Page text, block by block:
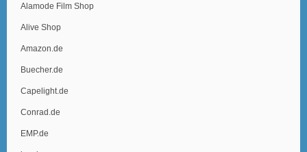
Alamode Film Shop
Alive Shop
Amazon.de
Buecher.de
Capelight.de
Conrad.de
EMP.de